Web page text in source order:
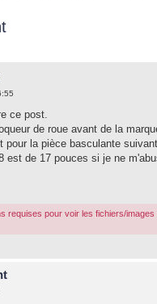
ce post.
de roue avant de la
pour la pièce basculante
est de 17 pouces si je ne
requises pour voir les fichiers/